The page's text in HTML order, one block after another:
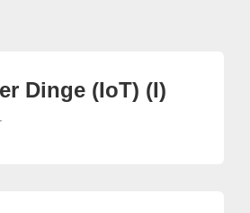
Dinge (IoT) (I)